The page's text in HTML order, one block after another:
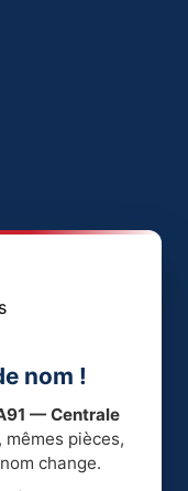
nom !
— Centrale
mêmes pièces,
change.